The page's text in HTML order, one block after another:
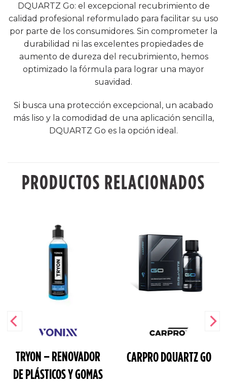
DQUARTZ Go: el excepcional recubrimiento de
calidad profesional reformulado para facilitar su uso
por parte de los consumidores. Sin comprometer la
durabilidad ni las excelentes propiedades de
aumento de dureza del recubrimiento, hemos
optimizado la fórmula para lograr una mayor
suavidad.
Si busca una protección excepcional, un acabado
más liso y la comodidad de una aplicación sencilla,
DQUARTZ Go es la opción ideal.
PRODUCTOS RELACIONADOS
TRYON – RENOVADOR
DE PLÁSTICOS Y GOMAS
CARPRO DQUARTZ GO